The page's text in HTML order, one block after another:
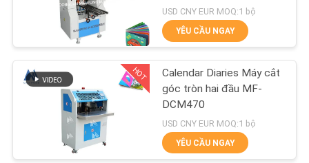
CHUYẾN
THAM
QUAN
Máy đeo phẳng Lay
MF-PF500
USD CNY EUR MOQ:1 bộ
YÊU CẦU NGAY
HOT
Calendar Diaries Máy cắt
góc tròn hai đầu MF-
DCM470
USD CNY EUR MOQ:1 bộ
YÊU CẦU NGAY